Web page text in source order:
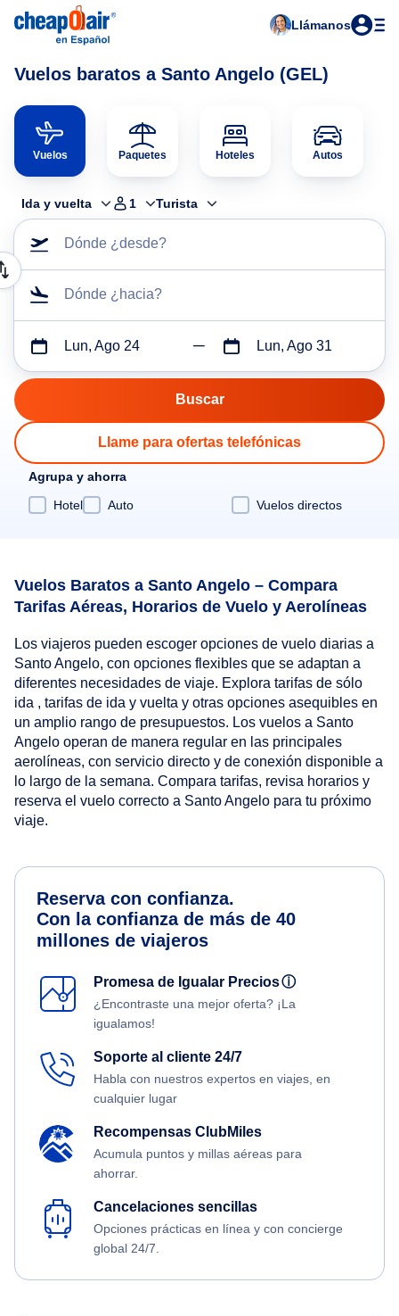
Llámanos
Vuelos baratos a Santo Angelo (GEL)
Vuelos Paquetes Hoteles Autos
Ida y vuelta 1 Turista
Dónde ¿desde?
Dónde ¿hacia?
Lun, Ago 24 Lun, Ago 31
Llame para ofertas telefónicas
Agrupa y ahorra
Hotel
Auto Vuelos directos
Vuelos Baratos a Santo Angelo – Compara
Tarifas Aéreas, Horarios de Vuelo y Aerolíneas
Los viajeros pueden escoger opciones de vuelo diarias a
Santo Angelo, con opciones flexibles que se adaptan a
diferentes necesidades de viaje. Explora tarifas de sólo
ida , tarifas de ida y vuelta y otras opciones asequibles en
un amplio rango de presupuestos. Los vuelos a Santo
Angelo operan de manera regular en las principales
aerolíneas, con servicio directo y de conexión disponible a
lo largo de la semana. Compara tarifas, revisa horarios y
reserva el vuelo correcto a Santo Angelo para tu próximo
viaje.
Reserva con confianza.
Con la confianza de más de 40
millones de viajeros
Promesa de Igualar Preciosⓘ
¿Encontraste una mejor oferta? ¡La
igualamos!
Soporte al cliente 24/7
Habla con nuestros expertos en viajes, en
cualquier lugar
Recompensas ClubMiles
Acumula puntos y millas aéreas para
ahorrar.
Cancelaciones sencillas
Opciones prácticas en línea y con concierge
global 24/7.